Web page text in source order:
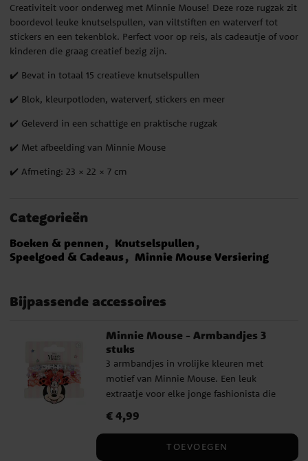
Creativiteit voor onderweg met Minnie Mouse! Deze roze rugzak zit
boordevol leuke knutselspullen, van viltstiften en waterverf tot
stickers en een tekenblok. Perfect voor op reis, als cadeautje of voor
kinderen die graag creatief bezig zijn.
✔️ Bevat in totaal 15 creatieve knutselspullen
✔️ Blok, kleurpotloden, waterverf, stickers en meer
✔️ Geleverd in een schattige en praktische rugzak
✔️ Met afbeelding van Minnie Mouse
✔️ Afmeting: 23 × 22 × 7 cm
Categorieën
Boeken & pennen
Knutselspullen
Speelgoed & Cadeaus
Minnie Mouse Versiering
Bijpassende accessoires
Minnie Mouse - Armbandjes 3
stuks
3 armbandjes in vrolijke kleuren met
motief van Minnie Mouse. Een leuk
extraatje voor elke jonge fashionista die
outfit een speelse en kleurrijke touch te
gelicentieerd product.
Prijs :€ 4,99
€ 4,99
TOEVOEGEN